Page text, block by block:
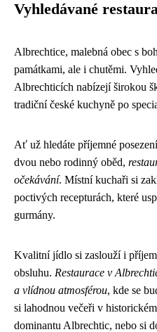
Vyhledávané
Albrechtice, malebná obec s
památkami, ale i chutěmi.
Albrechticích nabízejí širokou
tradiční české kuchyně po
Ať už hledáte příjemné
dvou nebo rodinný oběd,
očekávání. Místní kuchaři si
poctivých recepturách, které
gurmány.
Kvalitní jídlo si zaslouží i
obsluhu. Restaurace v
a vlídnou atmosférou, kde se
si lahodnou večeři v
dominantu Albrechtic, nebo si